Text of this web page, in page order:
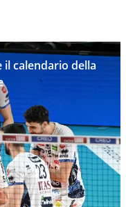
il calendario della